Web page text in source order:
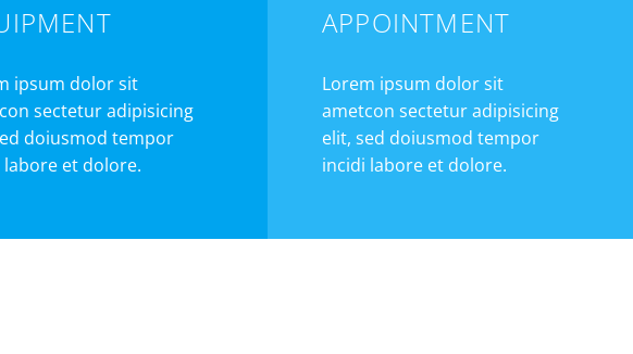
ipsum dolor sit
sectetur adipisicing
doiusmod tempor
labore et dolore.
APPOINTMENT
Lorem ipsum dolor sit
ametcon sectetur adipisicing
elit, sed doiusmod tempor
incidi labore et dolore.